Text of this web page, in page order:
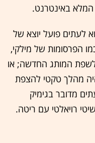
באינטרנט.
לעתים פועל יוצא של
הפרסומות של מילקי,
לשפת המותג החדשה; או
מהלך טקטי להצפת
מדובר בגימיק
רויאלטי עם ריטה.